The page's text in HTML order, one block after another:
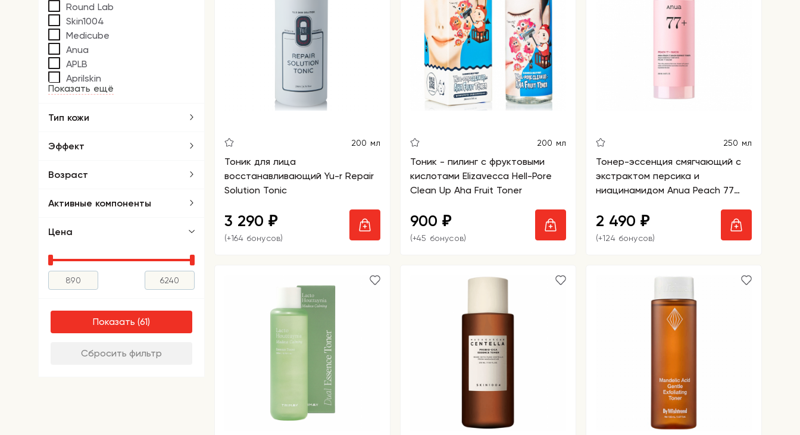
200 мл
Тоник для лица
восстанавливающий Yu-r Repair
Solution Tonic
3 290 ₽
(+164 бонусов)
200 мл
Тоник - пилинг с фруктовыми
кислотами Elizavecca Hell-Pore
Clean Up Aha Fruit Toner
900 ₽
(+45 бонусов)
250 мл
Тонер-эссенция смягчающий с
экстрактом персика и
ниацинамидом Anua Peach 77
2 490 ₽
(+124 бонусов)
Round Lab
Skin1004
Medicube
Anua
APLB
Aprilskin
Показать ещё
Тип кожи
Эффект
Возраст
Активные компоненты
Цена
Показать
Сбросить фильтр